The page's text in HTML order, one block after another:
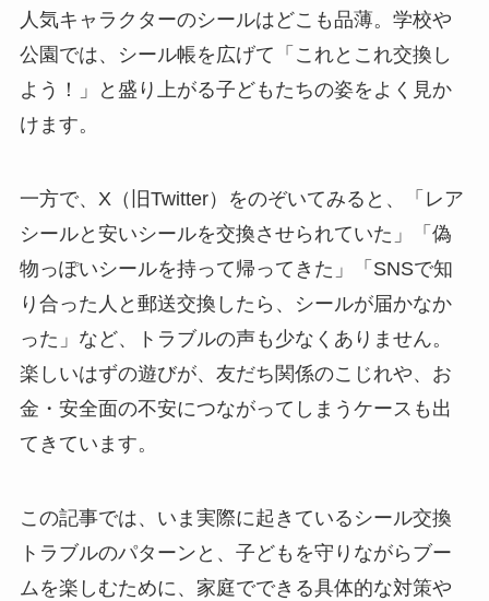
人気キャラクターのシールはどこも品薄。学校や
公園では、シール帳を広げて「これとこれ交換し
よう！」と盛り上がる子どもたちの姿をよく見か
けます。
一方で、X（旧Twitter）をのぞいてみると、「レア
シールと安いシールを交換させられていた」「偽
物っぽいシールを持って帰ってきた」「SNSで知
り合った人と郵送交換したら、シールが届かなか
った」など、トラブルの声も少なくありません。
楽しいはずの遊びが、友だち関係のこじれや、お
金・安全面の不安につながってしまうケースも出
てきています。
この記事では、いま実際に起きているシール交換
トラブルのパターンと、子どもを守りながらブー
ムを楽しむために、家庭でできる具体的な対策や